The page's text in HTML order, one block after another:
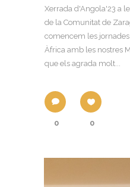
Xerrada d'Angola'23 a
de la Comunitat de
comencem les
Àfrica amb les nostres
que els agrada molt...
0 0